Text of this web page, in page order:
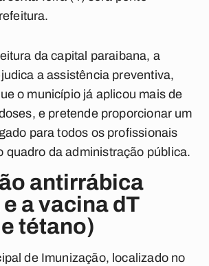
da capital paraibana, a
a assistência preventiva,
o município já aplicou mais de
e pretende proporcionar um
para todos os profissionais
quadro da administração pública.
antirrábica
a vacina dT
tétano)
de Imunização, localizado no